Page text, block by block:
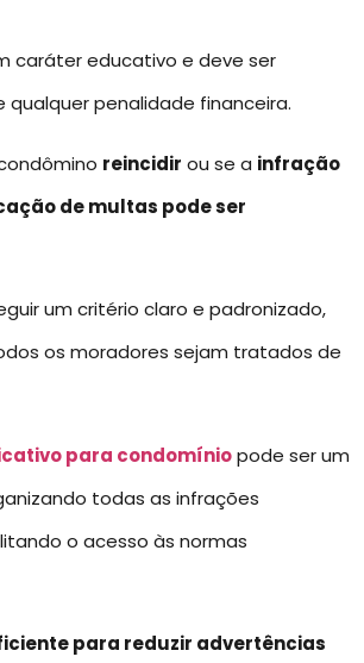
caráter educativo e deve ser
penalidade financeira.
reincidir ou se a infração
de multas pode ser
um critério claro e padronizado,
os moradores sejam tratados de
para condomíniopode ser um
todas as infrações
o acesso às normas
para reduzir advertências